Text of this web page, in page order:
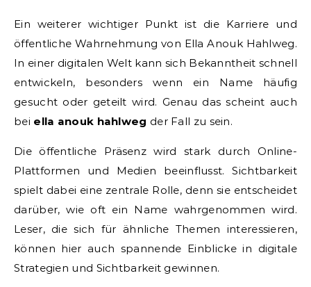
Ein weiterer wichtiger Punkt ist die Karriere und
öffentliche Wahrnehmung von Ella Anouk Hahlweg.
In einer digitalen Welt kann sich Bekanntheit schnell
entwickeln, besonders wenn ein Name häufig
gesucht oder geteilt wird. Genau das scheint auch
bei ella anouk hahlweg der Fall zu sein.
Die öffentliche Präsenz wird stark durch Online-
Plattformen und Medien beeinflusst. Sichtbarkeit
spielt dabei eine zentrale Rolle, denn sie entscheidet
darüber, wie oft ein Name wahrgenommen wird.
Leser, die sich für ähnliche Themen interessieren,
können hier auch spannende Einblicke in digitale
Strategien und Sichtbarkeit gewinnen.